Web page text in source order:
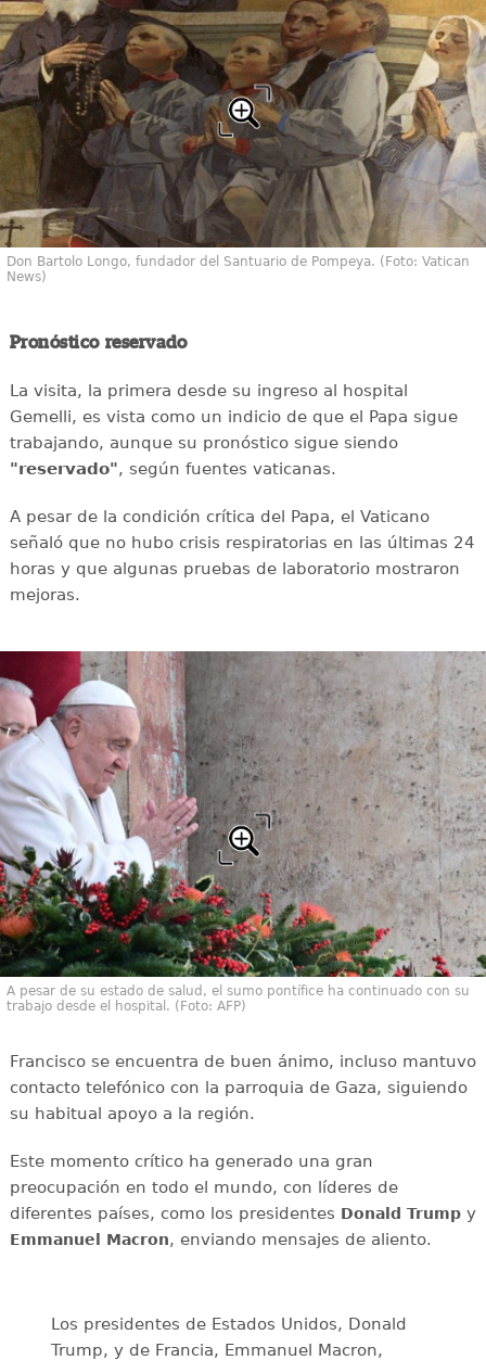
Don Bartolo Longo, fundador del Santuario de Pompeya. (Foto: Vatican
News)
Pronóstico reservado
La visita, la primera desde su ingreso al hospital
Gemelli, es vista como un indicio de que el Papa sigue
trabajando, aunque su pronóstico sigue siendo
"reservado", según fuentes vaticanas.
A pesar de la condición crítica del Papa, el Vaticano
señaló que no hubo crisis respiratorias en las últimas 24
horas y que algunas pruebas de laboratorio mostraron
mejoras.
A pesar de su estado de salud, el sumo pontífice ha continuado con su
trabajo desde el hospital. (Foto: AFP)
Francisco se encuentra de buen ánimo, incluso mantuvo
contacto telefónico con la parroquia de Gaza, siguiendo
su habitual apoyo a la región.
Este momento crítico ha generado una gran
preocupación en todo el mundo, con líderes de
diferentes países, como los presidentes Donald Trumpy
Emmanuel Macron, enviando mensajes de aliento.
Los presidentes de Estados Unidos, Donald
Trump, y de Francia, Emmanuel Macron,